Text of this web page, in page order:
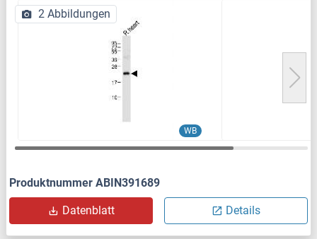
WB
2 Abbildungen
Produktnummer ABIN391689
Datenblatt Details